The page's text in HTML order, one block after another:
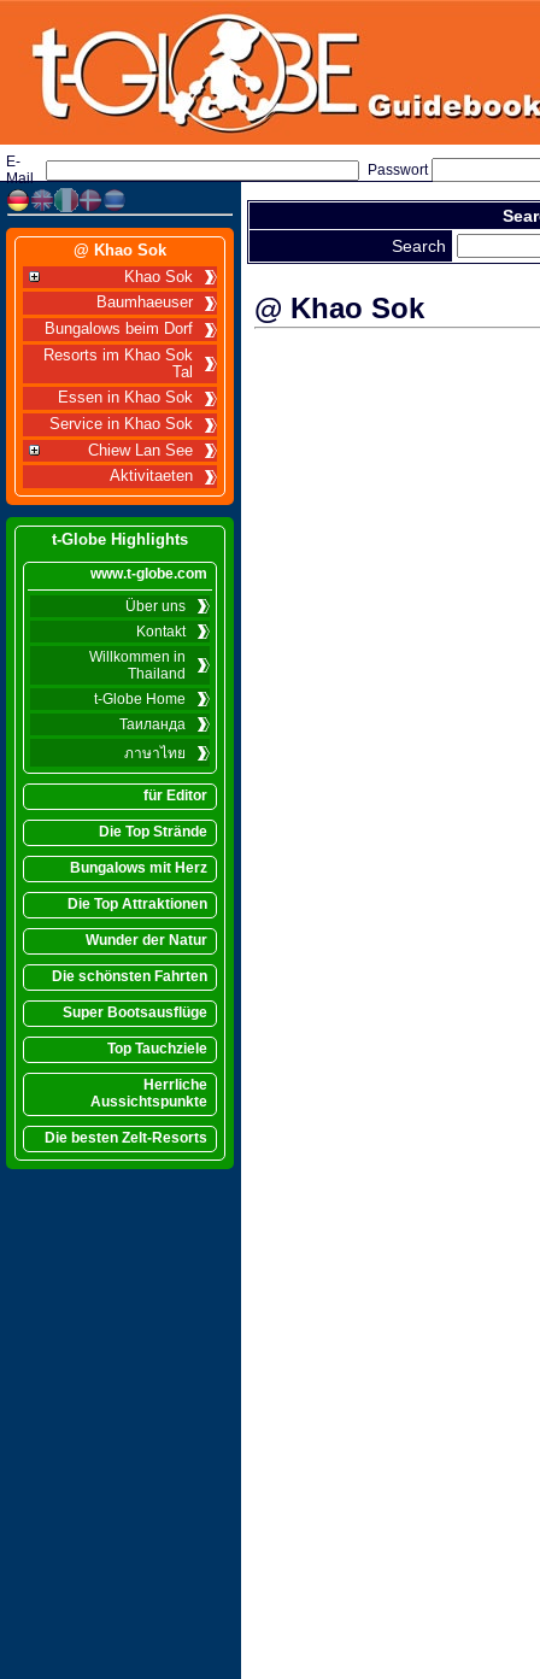
E-
Mail
Passwort
@ Khao Sok
Khao Sok
Baumhaeuser
Bungalows beim Dorf
Resorts im Khao Sok
Tal
Essen in Khao Sok
Service in Khao Sok
Chiew Lan See
Aktivitaeten
t-Globe Highlights
www.t-globe.com
Über uns
Kontakt
Willkommen in
Thailand
t-Globe Home
Таиланда
ภาษาไทย
für Editor
Die Top Strände
Bungalows mit Herz
Die Top Attraktionen
Wunder der Natur
Die schönsten Fahrten
Super Bootsausflüge
Top Tauchziele
Herrliche
Aussichtspunkte
Die besten Zelt-Resorts
Search
@ Khao Sok